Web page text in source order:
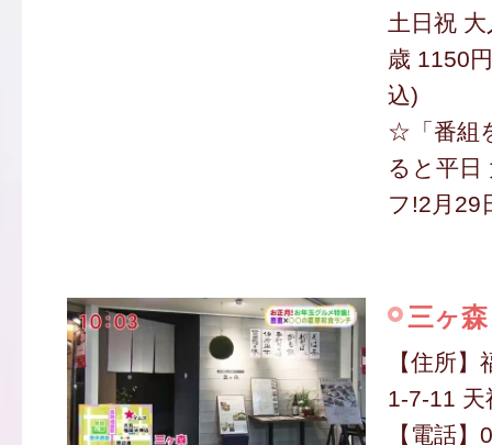
土日祝
歳 1150
込)
☆「番組
ると平日
フ!2月29
三ヶ森
【住所
1-7-11
【電話